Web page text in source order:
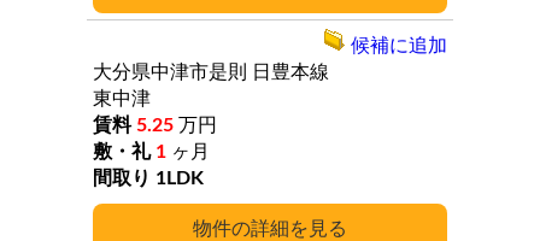
詳細
大分県中津市是則
日豊本線
東中津
5.25 万円
1 ヶ月
1LDK
候補に追加